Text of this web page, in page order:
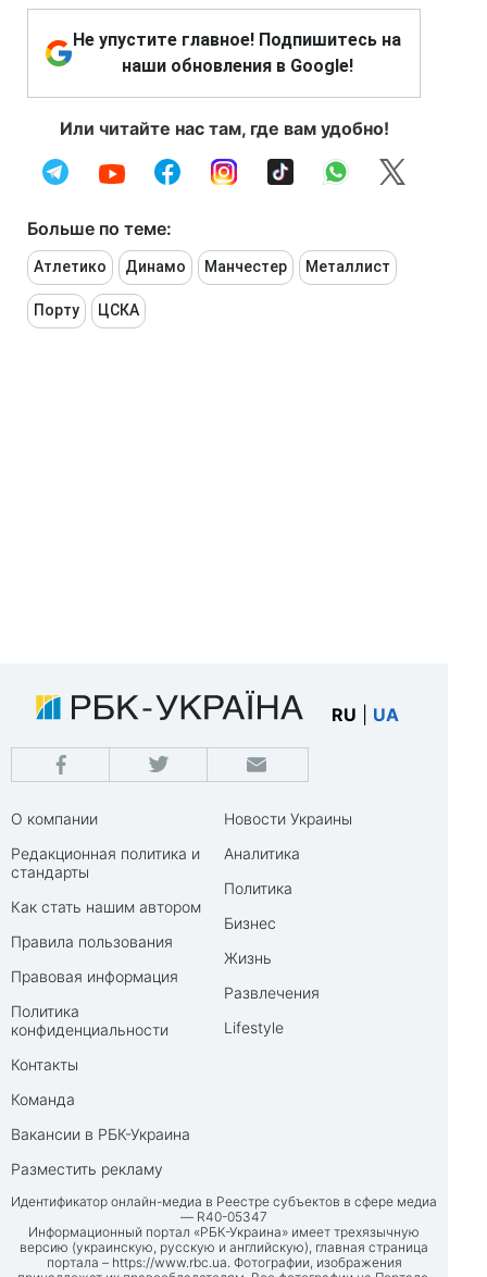
Не упустите главное! Подпишитесь на
наши обновления в Google!
Или читайте нас там, где вам удобно!
Больше по теме:
Атлетико Динамо Манчестер Металлист
Порту ЦСКА
RU UA
О компании
Редакционная политика и
стандарты
Как стать нашим автором
Правила пользования
Правовая информация
Политика
конфиденциальности
Контакты
Команда
Вакансии в РБК-Украина
Разместить рекламу
Новости Украины
Аналитика
Политика
Бизнес
Жизнь
Развлечения
Lifestyle
Идентификатор онлайн-медиа в Реестре субъектов в сфере медиа
— R40-05347
Информационный портал «РБК-Украина» имеет трехязычную
версию (украинскую, русскую и английскую), главная страница
портала – https://www.rbc.ua. Фотографии, изображения